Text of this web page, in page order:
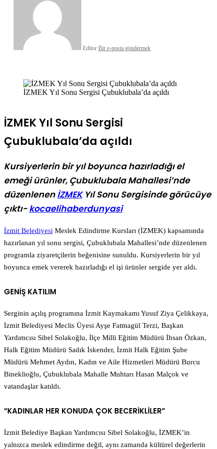
Editor Bir e-posta göndermek
İZMEK Yıl Sonu Sergisi Çubuklubala’da açıldı
İZMEK Yıl Sonu Sergisi
Çubuklubala’da açıldı
Kursiyerlerin bir yıl boyunca hazırladığı el
emeği ürünler, Çubuklubala Mahallesi’nde
düzenlenen İZMEKYıl Sonu Sergisinde görücüye
çıktı-kocaelihaberdunyasi
İzmit Belediyesi Meslek Edindirme Kursları (İZMEK) kapsamında
hazırlanan yıl sonu sergisi, Çubuklubala Mahallesi’nde düzenlenen
programla ziyaretçilerin beğenisine sunuldu. Kursiyerlerin bir yıl
boyunca emek vererek hazırladığı el işi ürünler sergide yer aldı.
GENİŞ KATILIM
Serginin açılış programına İzmit Kaymakamı Yusuf Ziya Çelikkaya,
İzmit Belediyesi Meclis Üyesi Ayşe Fatmagül Terzi, Başkan
Yardımcısı Sibel Solakoğlu, İlçe Milli Eğitim Müdürü İhsan Özkan,
Halk Eğitim Müdürü Sadık İskender, İzmit Halk Eğitim Şube
Müdürü Mehmet Aydın, Kadın ve Aile Hizmetleri Müdürü Burcu
Bineklioğlu, Çubuklubala Mahalle Muhtarı Hasan Malçok ve
vatandaşlar katıldı.
“KADINLAR HER KONUDA ÇOK BECERİKLİLER”
İzmit Belediye Başkan Yardımcısı Sibel Solakoğlu, İZMEK’in
yalnızca meslek edindirme değil, aynı zamanda kültürel değerlerin